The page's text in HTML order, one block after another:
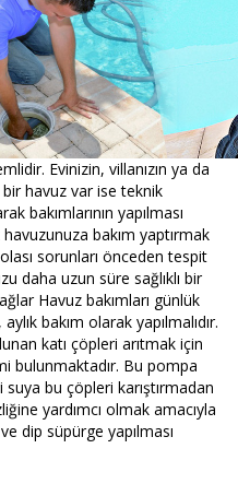
Evinizin, villanızın ya da
havuz var ise teknik
bakımlarının yapılması
havuzunuza bakım yaptırmak
sorunları önceden tespit
daha uzun süre sağlıklı bir
Havuz bakımları günlük
bakım olarak yapılmalıdır.
katı çöpleri arıtmak için
bulunmaktadır. Bu pompa
bu çöpleri karıştırmadan
yardımcı olmak amacıyla
dip süpürge yapılması